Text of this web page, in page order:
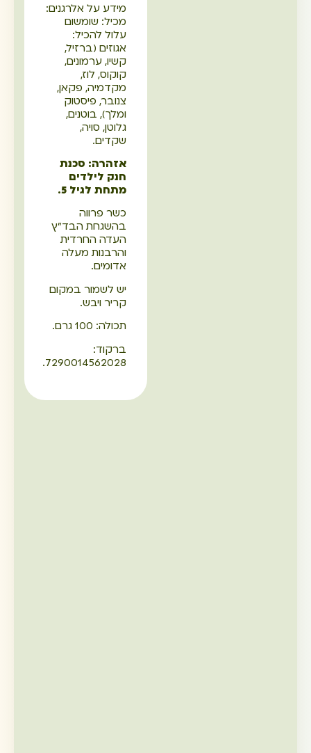
מידע על אלרגנים:
מכיל: שומשום
עלול להכיל:
אגוזים (ברזיל,
קשיו, ערמונים,
קוקוס, לוז,
מקדמיה, פקאן,
צנובר, פיסטוק
ומלך), בוטנים,
גלוטן, סויה,
שקדים.
אזהרה: סכנת
חנק לילדים
מתחת לגיל 5.
כשר פרווה
בהשגחת הבד"ץ
העדה החרדית
והרבנות מעלה
אדומים.
יש לשמור במקום
קריר ויבש.
תכולה: 100 גרם.
ברקוד:
7290014562028.